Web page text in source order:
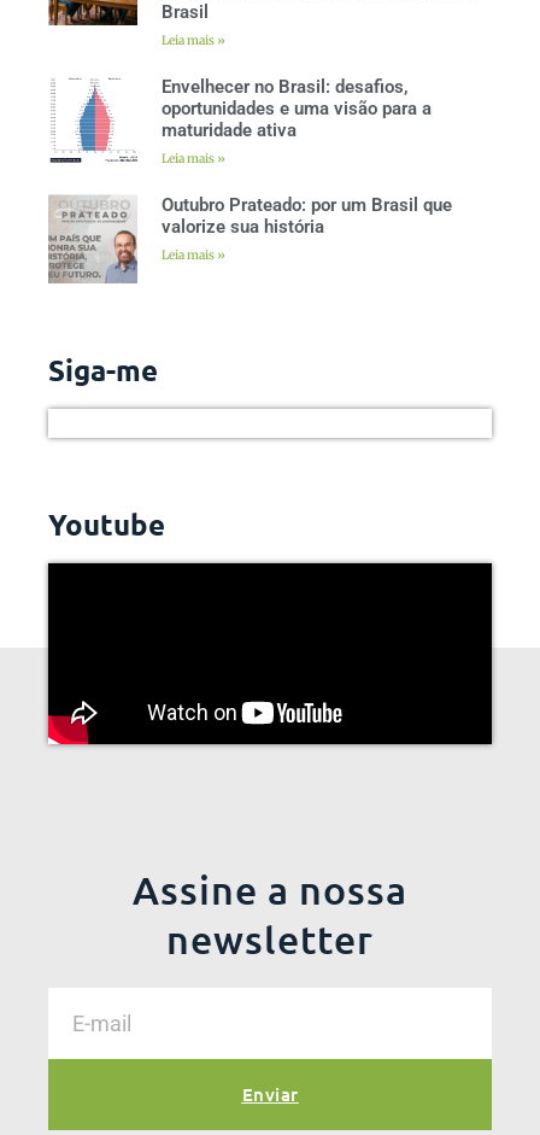
Brasil
Leia mais »
Envelhecer no Brasil: desafios,
oportunidades e uma visão para a
maturidade ativa
Leia mais »
Outubro Prateado: por um Brasil que
valorize sua história
Leia mais »
Siga-me
Youtube
Assine a nossa
newsletter
Enviar